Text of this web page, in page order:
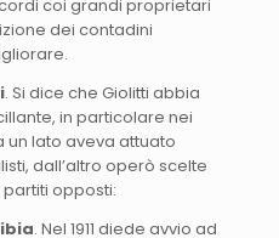
coi grandi proprietari
dei contadini
. Si dice che Giolitti abbia
in particolare nei
un lato aveva attuato
dall’altro operò scelte
opposti:
. Nel 1911 diede avvio ad